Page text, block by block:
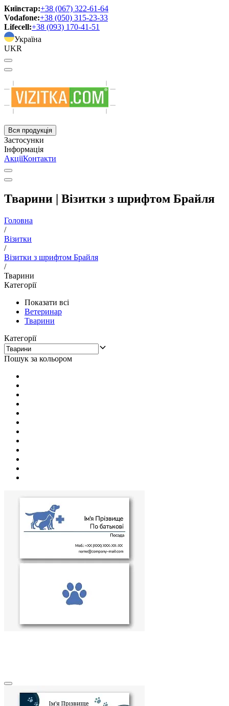
Київстар:+38 (067) 322-61-64
Vodafone:+38 (050) 315-23-33
Lifecell:+38 (093) 170-41-51
Україна
UKR
Вся продукція
Застосунки
Інформація
АкціїКонтакти
Тварини | Візитки з шрифтом Брайля
Головна
/
Візитки
/
Візитки з шрифтом Брайля
/
Тварини
Категорії
Показати всі
Ветеринар
Тварини
Категорії
Пошук за кольором